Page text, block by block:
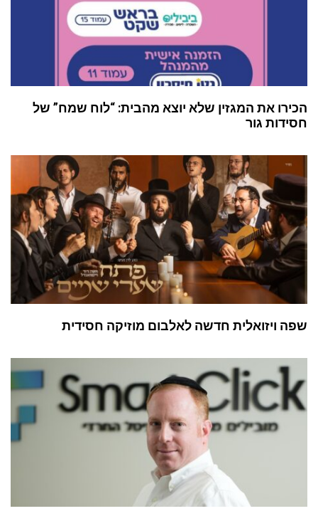
הכירו את המגזין שלא יוצא מהבית: “לוח שמח” של
חסידות גור
שפה ויזואלית חדשה לאלבום מוזיקה חסידית